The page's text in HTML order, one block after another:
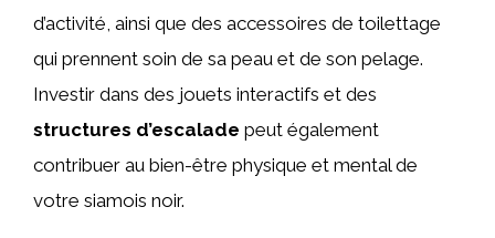
d’activité, ainsi que des accessoires de toilettage
qui prennent soin de sa peau et de son pelage.
Investir dans des jouets interactifs et des
structures d’escalade peut également
contribuer au bien-être physique et mental de
votre siamois noir.